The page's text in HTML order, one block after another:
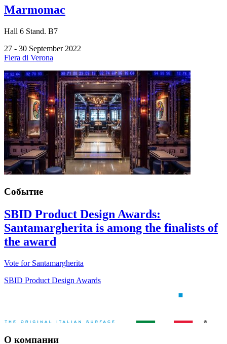
Marmomac
Hall 6 Stand. B7
27 - 30 September 2022
Fiera di Verona
Событие
SBID Product Design Awards:
Santamargherita is among the finalists of
the award
Vote for Santamargherita
SBID Product Design Awards
О компании